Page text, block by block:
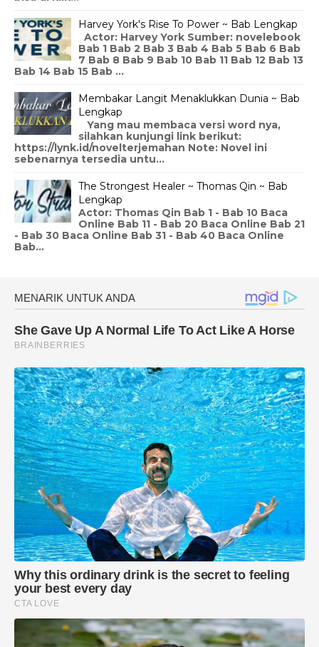
Harvey York's Rise To Power ~ Bab Lengkap
Actor: Harvey York Sumber: novelebook
Bab 1 Bab 2 Bab 3 Bab 4 Bab 5 Bab 6 Bab
7 Bab 8 Bab 9 Bab 10 Bab 11 Bab 12 Bab 13
Bab 14 Bab 15 Bab ...
Membakar Langit Menaklukkan Dunia ~ Bab
Lengkap
Yang mau membaca versi word nya,
silahkan kunjungi link berikut:
https://lynk.id/novelterjemahan Note: Novel ini
sebenarnya tersedia untu...
The Strongest Healer ~ Thomas Qin ~ Bab
Lengkap
Actor: Thomas Qin Bab 1 - Bab 10 Baca
Online Bab 11 - Bab 20 Baca Online Bab 21
- Bab 30 Baca Online Bab 31 - Bab 40 Baca Online
Bab...